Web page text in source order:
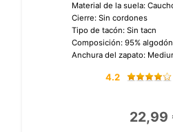
Material de la suela:
Cierre: Sin cordones
Tipo de tacón: Sin tacn
Composición: 95%
Anchura del zapato:
4.2
22,99